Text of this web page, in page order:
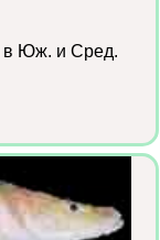
в Юж. и Сред.